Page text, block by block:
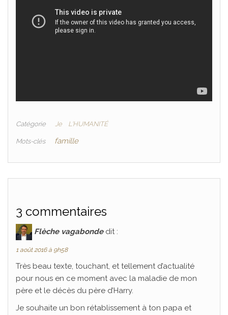
Catégorie Je L'HUMANITÉ
Mots-clés famille
3 commentaires
Flèche vagabonde dit :
1 août 2016 à 9h58
Très beau texte, touchant, et tellement d’actualité
pour nous en ce moment avec la maladie de mon
père et le décès du père d’Harry.
Je souhaite un bon rétablissement à ton papa et